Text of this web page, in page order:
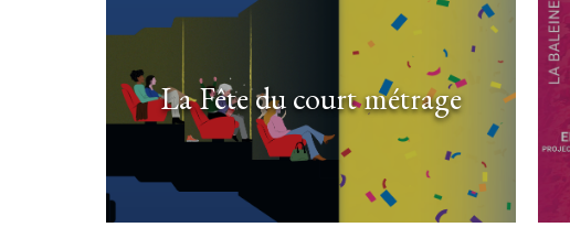
La Fête du court métrage